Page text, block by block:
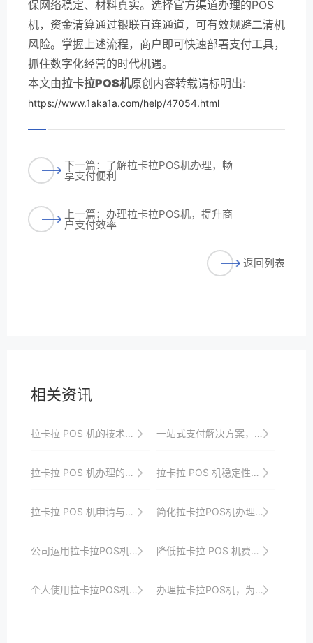
保网络稳定、材料真实。选择官方渠道办理的POS
机，资金清算通过银联直连通道，可有效规避二清机
风险。掌握上述流程，商户即可快速部署支付工具，
抓住数字化经营的时代机遇。
本文由拉卡拉POS机原创内容转载请标明出:
https://www.1aka1a.com/help/47054.html
下一篇：了解拉卡拉POS机办理，畅
享支付便利
上一篇：办理拉卡拉POS机，提升商
户支付效率
返回列表
相关资讯
拉卡拉 POS 机的技术创新与突破 一站式支付解决方案，拉卡拉POS机助力商户轻松管理资金
拉卡拉 POS 机办理的增值服务介绍 拉卡拉 POS 机稳定性的环境适应性
拉卡拉 POS 机申请与其他品牌的比较 简化拉卡拉POS机办理流程的技巧
公司运用拉卡拉POS机实现供应链金融支付的创新模式 降低拉卡拉 POS 机费率的技巧分享
个人使用拉卡拉POS机的财务管理软件集成与应用 办理拉卡拉POS机，为您的店铺打开新商机